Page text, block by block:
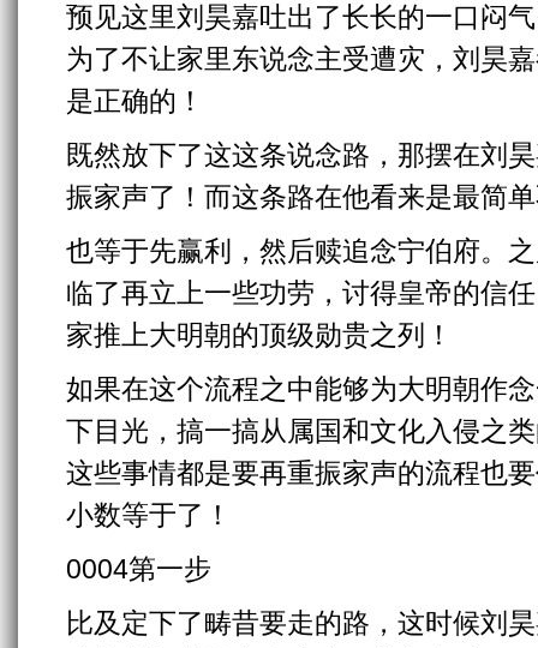
预见这里刘昊嘉吐出了长长的一口闷
为了不让家里东说念主受遭灾，刘昊
是正确的！
既然放下了这这条说念路，那摆在刘
振家声了！而这条路在他看来是最简
也等于先赢利，然后赎追念宁伯府。
临了再立上一些功劳，讨得皇帝的信
家推上大明朝的顶级勋贵之列！
如果在这个流程之中能够为大明朝作
下目光，搞一搞从属国和文化入侵之
这些事情都是要再重振家声的流程也
小数等于了！
0004第一步
比及定下了畴昔要走的路，这时候刘